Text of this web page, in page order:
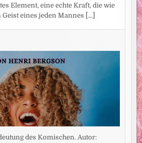
Element, eine echte Kraft, die wie
eines jeden Mannes [...]
des Komischen. Autor: